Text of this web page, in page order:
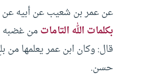
عن عمر بن شعيب عن أبيه عن
بكلمات الله التاماتمن غضبه
قال: وكان ابن عمر يعلمها من
حسن.